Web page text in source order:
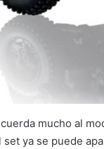
mucho al
set ya se puede